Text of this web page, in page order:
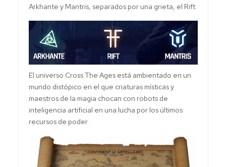
Arkhante y Mantris, separados por una grieta, el Rift.
El universo Cross The Ages está ambientado en un
mundo distópico en el que criaturas místicas y
maestros de la magia chocan con robots de
inteligencia artificial en una lucha por los últimos
recursos de poder.